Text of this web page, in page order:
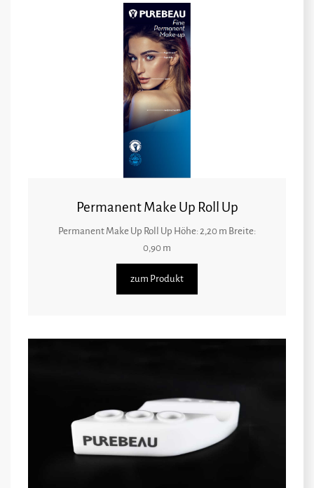
Permanent Make Up Roll Up
Permanent Make Up Roll Up Höhe: 2,20 m Breite:
0,90 m
zum Produkt